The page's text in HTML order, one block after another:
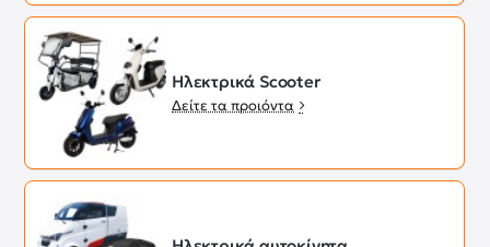
Ηλεκτρικά Scooter
Δείτε τα προιόντα